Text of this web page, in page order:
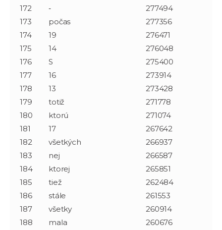
172
‐
277494
173
počas
277356
174
19
276471
175
14
276048
176
S
275400
177
16
273914
178
13
273428
179
totiž
271778
180
ktorú
271074
181
17
267642
182
všetkých
266937
183
nej
266587
184
ktorej
265851
185
tiež
262484
186
stále
261553
187
všetky
260914
188
mala
260676